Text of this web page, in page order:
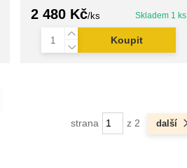
2 480 Kč/ks Skladem 1 ks
Koupit
strana z 2 další